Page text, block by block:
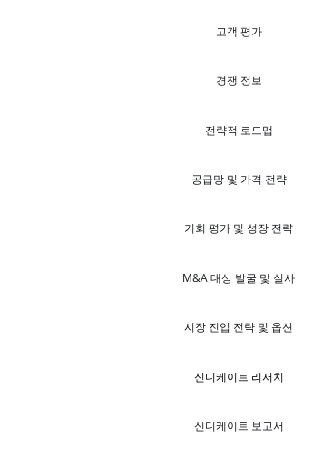
고객 평가
경쟁 정보
전략적 로드맵
공급망 및 가격 전략
기회 평가 및 성장 전략
M&A 대상 발굴 및 실사
시장 진입 전략 및 옵션
신디케이트 리서치
신디케이트 보고서